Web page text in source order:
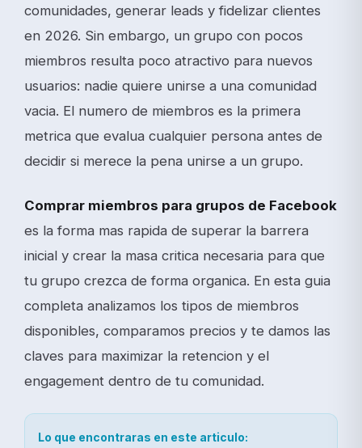
comunidades, generar leads y fidelizar clientes
en 2026. Sin embargo, un grupo con pocos
miembros resulta poco atractivo para nuevos
usuarios: nadie quiere unirse a una comunidad
vacia. El numero de miembros es la primera
metrica que evalua cualquier persona antes de
decidir si merece la pena unirse a un grupo.
Comprar miembros para grupos de Facebook
es la forma mas rapida de superar la barrera
inicial y crear la masa critica necesaria para que
tu grupo crezca de forma organica. En esta guia
completa analizamos los tipos de miembros
disponibles, comparamos precios y te damos las
claves para maximizar la retencion y el
engagement dentro de tu comunidad.
Lo que encontraras en este articulo: